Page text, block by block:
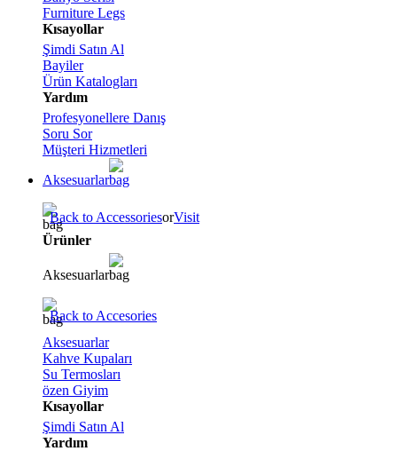
Furniture Legs
Kısayollar
Şimdi Satın Al
Bayiler
Ürün Katalogları
Yardım
Profesyonellere Danış
Soru Sor
Müşteri Hizmetleri
Aksesuarlar
Back to AccessoriesorVisit
Ürünler
Aksesuarlar
Back to Accesories
Aksesuarlar
Kahve Kupaları
Su Termosları
özen Giyim
Kısayollar
Şimdi Satın Al
Yardım